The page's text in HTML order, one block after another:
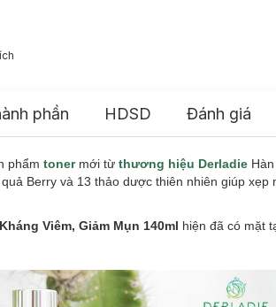
phần HDSD Đánh giá
phẩm tonermới từ thương hiệu Derladie
Berry và 13 thảo dược thiên nhiên giúp
Viêm, Giảm Mụn 140ml hiện đã có mặt